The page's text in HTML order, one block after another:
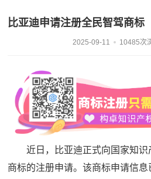
比亚迪申请注册全民智驾商标
2025-09-11 10485次
近日，比亚迪正式向国家知识
商标的注册申请。该商标申请信